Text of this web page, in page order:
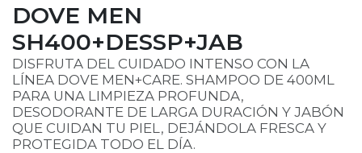
DOVE MEN
SH400+DESSP+JAB
DISFRUTA DEL CUIDADO INTENSO CON LA
LÍNEA DOVE MEN+CARE. SHAMPOO DE 400ML
PARA UNA LIMPIEZA PROFUNDA,
DESODORANTE DE LARGA DURACIÓN Y JABÓN
QUE CUIDAN TU PIEL, DEJÁNDOLA FRESCA Y
PROTEGIDA TODO EL DÍA.